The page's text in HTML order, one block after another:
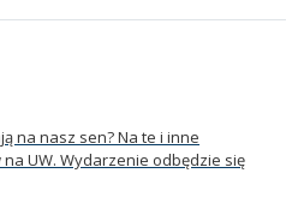
na nasz sen? Na te i inne
UW. Wydarzenie odbędzie się